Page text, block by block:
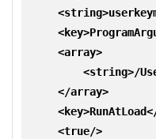
    <array>
<string>/
    </array>
    <
true/>